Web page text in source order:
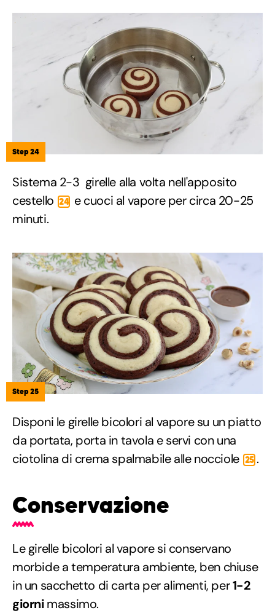
Step 24
Sistema 2-3 girelle alla volta nell'apposito
cestello 24 e cuoci al vapore per circa 20-25
minuti.
Step 25
Disponi le girelle bicolori al vapore su un piatto
da portata, porta in tavola e servi con una
ciotolina di crema spalmabile alle nocciole 25 .
Conservazione
Le girelle bicolori al vapore si conservano
morbide a temperatura ambiente, ben chiuse
in un sacchetto di carta per alimenti, per1-2
giornimassimo.